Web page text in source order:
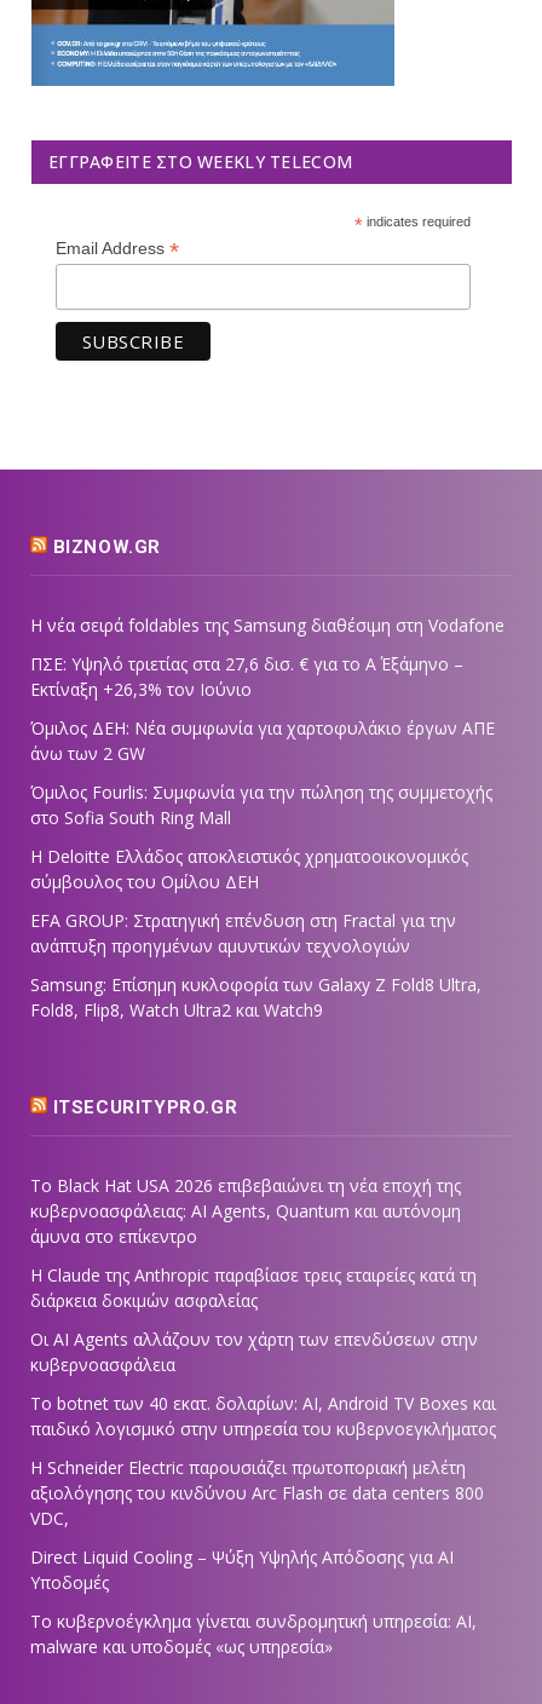
ΕΓΓΡΑΦΕΊΤΕ ΣΤΟ WEEKLY TELECOM
*indicates required
Email Address *
BIZNOW.GR
Η νέα σειρά foldables της Samsung διαθέσιμη στη Vodafone
ΠΣΕ: Υψηλό τριετίας στα 27,6 δισ. € για το Α΄ Εξάμηνο –
Εκτίναξη +26,3% τον Ιούνιο
Όμιλος ΔΕΗ: Νέα συμφωνία για χαρτοφυλάκιο έργων ΑΠΕ
άνω των 2 GW
Όμιλος Fourlis: Συμφωνία για την πώληση της συμμετοχής
στο Sofia South Ring Mall
Η Deloitte Ελλάδος αποκλειστικός χρηματοοικονομικός
σύμβουλος του Ομίλου ΔΕΗ
EFA GROUP: Στρατηγική επένδυση στη Fractal για την
ανάπτυξη προηγμένων αμυντικών τεχνολογιών
Samsung: Επίσημη κυκλοφορία των Galaxy Z Fold8 Ultra,
Fold8, Flip8, Watch Ultra2 και Watch9
ITSECURITYPRO.GR
Το Black Hat USA 2026 επιβεβαιώνει τη νέα εποχή της
κυβερνοασφάλειας: AI Agents, Quantum και αυτόνομη
άμυνα στο επίκεντρο
Η Claude της Anthropic παραβίασε τρεις εταιρείες κατά τη
διάρκεια δοκιμών ασφαλείας
Οι AI Agents αλλάζουν τον χάρτη των επενδύσεων στην
κυβερνοασφάλεια
Το botnet των 40 εκατ. δολαρίων: AI, Android TV Boxes και
παιδικό λογισμικό στην υπηρεσία του κυβερνοεγκλήματος
Η Schneider Electric παρουσιάζει πρωτοποριακή μελέτη
αξιολόγησης του κινδύνου Arc Flash σε data centers 800
VDC,
Direct Liquid Cooling – Ψύξη Υψηλής Απόδοσης για AI
Υποδομές
Το κυβερνοέγκλημα γίνεται συνδρομητική υπηρεσία: AI,
malware και υποδομές «ως υπηρεσία»